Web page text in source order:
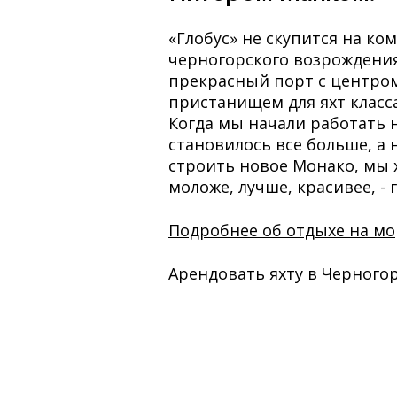
«Глобус» не скупится на
черногорского
прекрасный порт с
пристанищем для яхт
Когда мы начали работать
становилось все больше,
строить новое Монако, мы
моложе, лучше, красивее, -
Подробнее об отдыхе на
Арендовать яхту в